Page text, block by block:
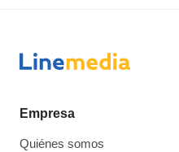
Empresa
Quiénes somos